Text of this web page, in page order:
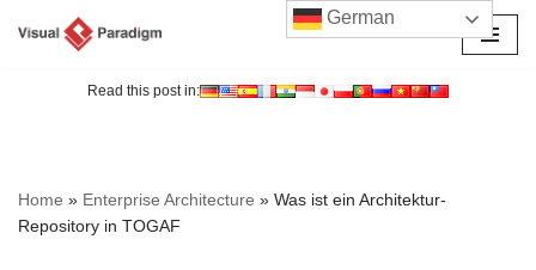
Read this post in:
Home » Enterprise Architecture » Was ist ein Architektur-
Repository in TOGAF
German